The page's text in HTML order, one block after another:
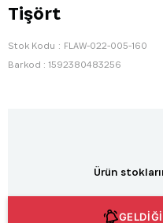
Tişört
Stok Kodu
FLAW-022-005-160
Barkod : 1592380483256
Ürün